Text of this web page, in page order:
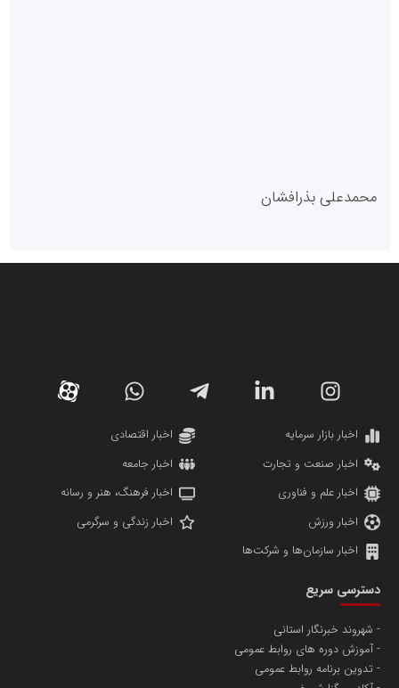
پایگاه خبری گفتمان یزد
دانشگاه سئوی ایران
پایگاه اطلاع رسانی اعتلای نهادهای مردمی
تامین آهن اسفنجی تولیدکنندگان فولاد در کشور
محمدعلی بذرافشان
مریم حاج نوروز نظری
مسعودصادقی
اخبار بازار سرمایه
اخبار اقتصادی
اخبار صنعت و تجارت
اخبار جامعه
اخبار علم و فناوری
اخبار فرهنگ، هنر و رسانه
اخبار ورزش
اخبار زندگی و سرگرمی
اخبار سازمان‌ها و شرکت‌ها
دسترسی سریع
شهروند خبرنگار استانی
آموزش دوره های روابط عمومی
تدوین برنامه روابط عمومی